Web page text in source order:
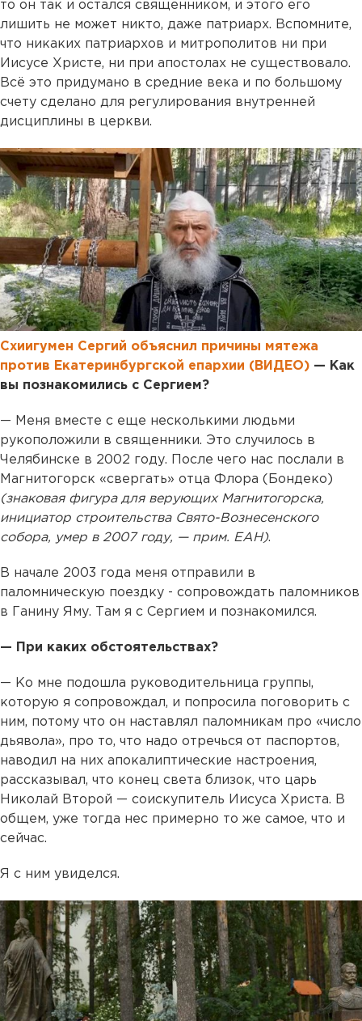
то он так и остался священником, и этого его
лишить не может никто, даже патриарх. Вспомните,
что никаких патриархов и митрополитов ни при
Иисусе Христе, ни при апостолах не существовало.
Всё это придумано в средние века и по большому
счету сделано для регулирования внутренней
дисциплины в церкви.
Схиигумен Сергий объяснил причины мятежа
против Екатеринбургской епархии (ВИДЕО) — Как
вы познакомились с Сергием?
— Меня вместе с еще несколькими людьми
рукоположили в священники. Это случилось в
Челябинске в 2002 году. После чего нас послали в
Магнитогорск «свергать» отца Флора (Бондеко)
(знаковая фигура для верующих Магнитогорска,
инициатор строительства Свято-Вознесенского
собора, умер в 2007 году, — прим. ЕАН).
В начале 2003 года меня отправили в
паломническую поездку - сопровождать паломников
в Ганину Яму. Там я с Сергием и познакомился.
— При каких обстоятельствах?
— Ко мне подошла руководительница группы,
которую я сопровождал, и попросила поговорить с
ним, потому что он наставлял паломникам про «число
дьявола», про то, что надо отречься от паспортов,
наводил на них апокалиптические настроения,
рассказывал, что конец света близок, что царь
Николай Второй — соискупитель Иисуса Христа. В
общем, уже тогда нес примерно то же самое, что и
сейчас.
Я с ним увиделся.